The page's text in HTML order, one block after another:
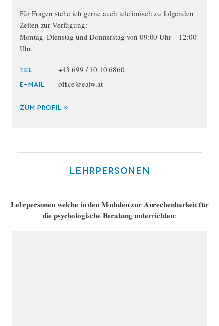
Für Fragen stehe ich gerne auch telefonisch zu folgenden
Zeiten zur Verfügung:
Montag, Dienstag und Donnerstag von 09:00 Uhr – 12:00
Uhr.
TEL +43 699 / 10 10 6860
E-MAIL office@ealw.at
ZUM PROFIL »
Lehrpersonen
Lehrpersonen welche in den Modulen zur Anrechenbarkeit für
die psychologische Beratung unterrichten: